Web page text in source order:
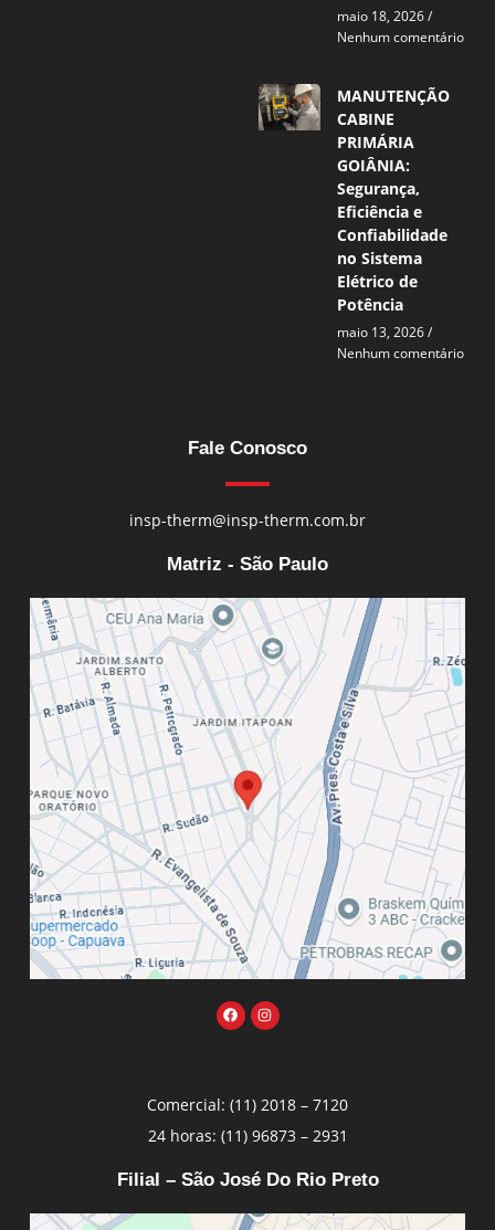
maio 18, 2026
Nenhum comentário
MANUTENÇÃO
CABINE
PRIMÁRIA
GOIÂNIA:
Segurança,
Eficiência e
Confiabilidade
no Sistema
Elétrico de
Potência
maio 13, 2026
Nenhum comentário
Fale Conosco
insp-therm@insp-therm.com.br
Matriz - São Paulo
Comercial: (11) 2018 – 7120
24 horas: (11) 96873 – 2931
Filial – São José Do Rio Preto